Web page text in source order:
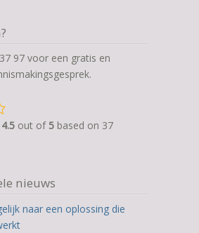
97 voor een gratis en
4.5 out of 5 based on 37
nieuws
naar een oplossing die